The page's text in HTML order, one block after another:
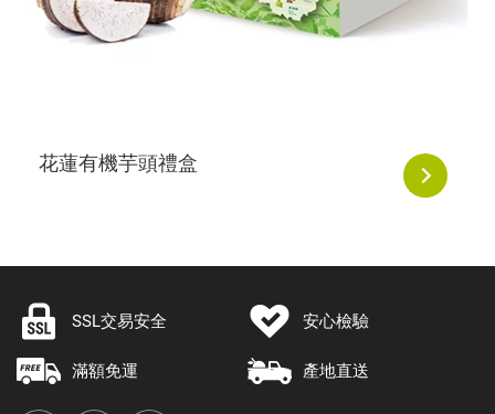
花蓮有機芋頭禮盒
SSL交易安全 安心檢驗
滿額免運 產地直送